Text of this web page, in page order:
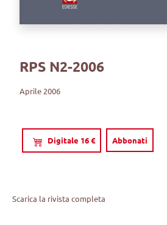
RPS N2-2006
Aprile 2006
Digitale 16 € Abbonati
Scarica la rivista completa